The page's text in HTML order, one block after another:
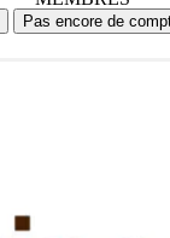
Pas encore de